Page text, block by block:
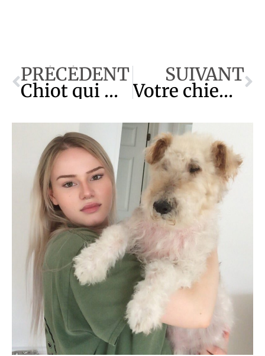
PRÉCÉDENT
Chiot qui mordille : tout ce qu’il faut savoir!
SUIVANT
Votre chien creuse des trous : voici pourquoi!